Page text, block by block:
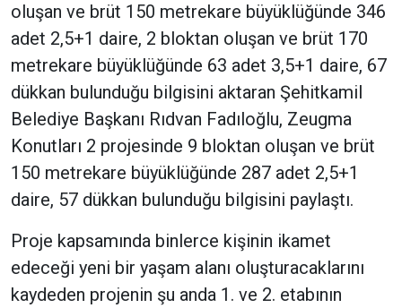
oluşan ve brüt 150 metrekare büyüklüğünde 346
adet 2,5+1 daire, 2 bloktan oluşan ve brüt 170
metrekare büyüklüğünde 63 adet 3,5+1 daire, 67
dükkan bulunduğu bilgisini aktaran Şehitkamil
Belediye Başkanı Rıdvan Fadıloğlu, Zeugma
Konutları 2 projesinde 9 bloktan oluşan ve brüt
150 metrekare büyüklüğünde 287 adet 2,5+1
daire, 57 dükkan bulunduğu bilgisini paylaştı.
Proje kapsamında binlerce kişinin ikamet
edeceği yeni bir yaşam alanı oluşturacaklarını
kaydeden projenin şu anda 1. ve 2. etabının